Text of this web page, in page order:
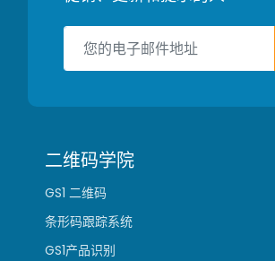
二维码学院
GS1 二维码
条形码跟踪系统
GS1产品识别